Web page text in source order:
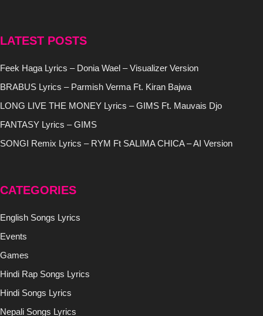
LATEST POSTS
Feek Haga Lyrics – Donia Wael – Visualizer Version
BRABUS Lyrics – Parmish Verma Ft. Kiran Bajwa
LONG LIVE THE MONEY Lyrics – GIMS Ft. Mauvais Djo
FANTASY Lyrics – GIMS
SONGI Remix Lyrics – RYM Ft SALIMA CHICA – AI Version
CATEGORIES
English Songs Lyrics
Events
Games
Hindi Rap Songs Lyrics
Hindi Songs Lyrics
Nepali Songs Lyrics